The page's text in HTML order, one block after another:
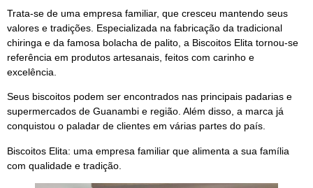
Trata-se de uma empresa familiar, que cresceu mantendo seus
valores e tradições. Especializada na fabricação da tradicional
chiringa e da famosa bolacha de palito, a Biscoitos Elita tornou-se
referência em produtos artesanais, feitos com carinho e
excelência.
Seus biscoitos podem ser encontrados nas principais padarias e
supermercados de Guanambi e região. Além disso, a marca já
conquistou o paladar de clientes em várias partes do país.
Biscoitos Elita: uma empresa familiar que alimenta a sua família
com qualidade e tradição.